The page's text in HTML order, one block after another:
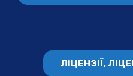
ЛІЦЕНЗІЇ,